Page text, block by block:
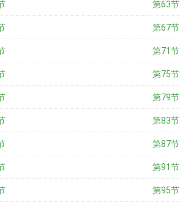
第63节
第67节
第71节
第75节
第79节
第83节
第87节
第91节
第95节